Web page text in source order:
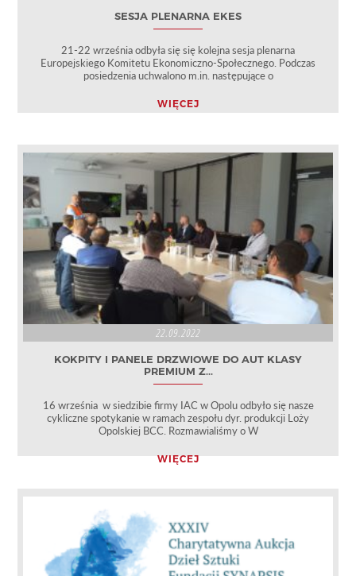
SESJA PLENARNA EKES
21-22 września odbyła się się kolejna sesja plenarna
Europejskiego Komitetu Ekonomiczno-Społecznego. Podczas
posiedzenia uchwalono m.in. następujące o
WIĘCEJ
22.09.2022
KOKPITY I PANELE DRZWIOWE DO AUT KLASY
PREMIUM Z...
16 września w siedzibie firmy IAC w Opolu odbyło się nasze
cykliczne spotykanie w ramach zespołu dyr. produkcji Loży
Opolskiej BCC. Rozmawialiśmy o W
WIĘCEJ